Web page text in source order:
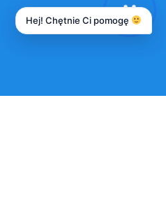
Hej! Chętnie Ci pomogę